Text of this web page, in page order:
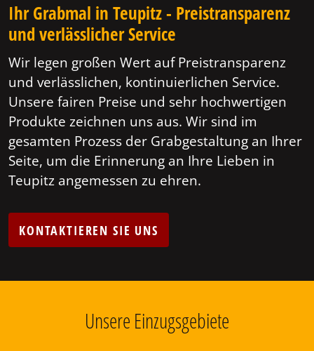
Ihr Grabmal in Teupitz - Preistransparenz
und verlässlicher Service
Wir legen großen Wert auf Preistransparenz
und verlässlichen, kontinuierlichen Service.
Unsere fairen Preise und sehr hochwertigen
Produkte zeichnen uns aus. Wir sind im
gesamten Prozess der Grabgestaltung an Ihrer
Seite, um die Erinnerung an Ihre Lieben in
Teupitz angemessen zu ehren.
KONTAKTIEREN SIE UNS
Unsere Einzugsgebiete